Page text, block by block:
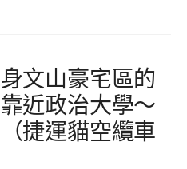
文山豪宅區的
近政治大學～
捷運貓空纜車